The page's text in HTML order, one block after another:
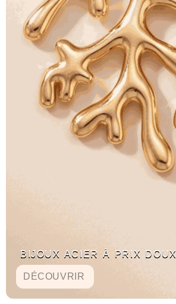
BIJOUX ACIER À PRIX DOUX
DÉCOUVRIR